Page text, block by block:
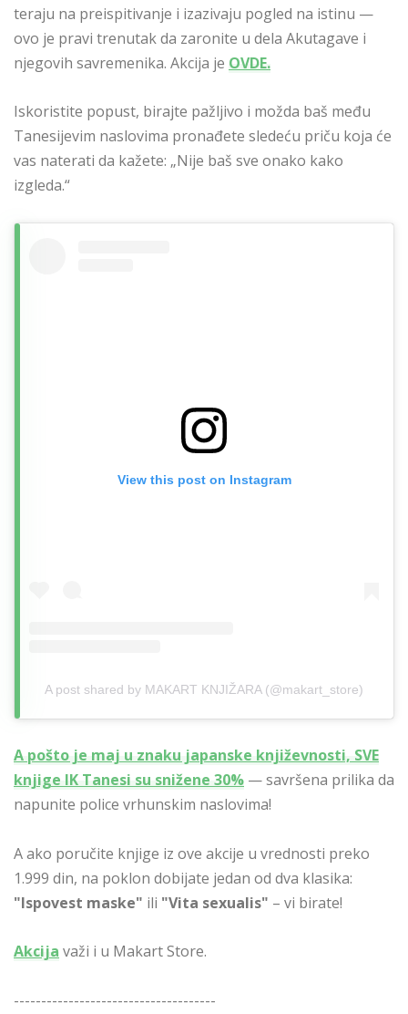
teraju na preispitivanje i izazivaju pogled na istinu —
ovo je pravi trenutak da zaronite u dela Akutagave i
njegovih savremenika. Akcija je OVDE.
Iskoristite popust, birajte pažljivo i možda baš među
Tanesijevim naslovima pronađete sledeću priču koja će
vas naterati da kažete: „Nije baš sve onako kako
izgleda.“
View this post on Instagram
A post shared by MAKART KNJIŽARA (@makart_store)
A pošto je maj u znaku japanske književnosti, SVE
knjige IK Tanesi su snižene 30% — savršena prilika da
napunite police vrhunskim naslovima!
A ako poručite knjige iz ove akcije u vrednosti preko
1.999 din, na poklon dobijate jedan od dva klasika:
"Ispovest maske" ili "Vita sexualis" – vi birate!
Akcija važi i u Makart Store.
-------------------------------------